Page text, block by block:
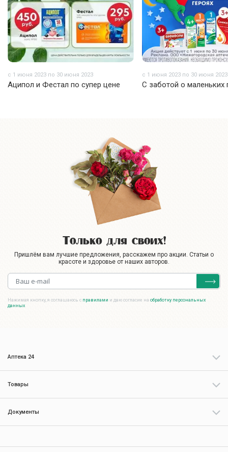
с 1 июня 2023 по 30 июня 2023
Аципол и Фестал по супер цене
с 1 июня 2023 по 30 июня 2023
С заботой о маленьких
Только для своих!
Пришлём вам лучшие предложения, расскажем про акции. Статьи о
красоте и здоровье от наших авторов.
Нажимая кнопку, я соглашаюсь с правилами и даю согласие на обработку персональных
данных
Аптека 24
Товары
Документы